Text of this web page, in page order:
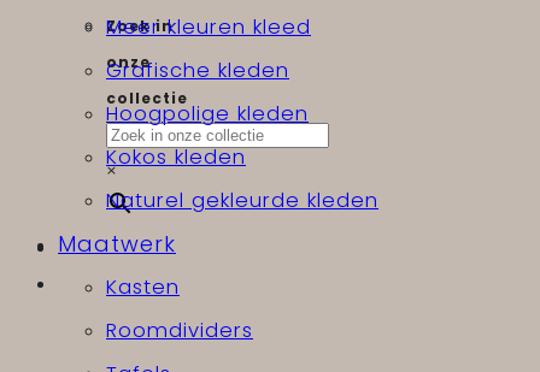
Zoek in
onze
collectie
×
Meer kleuren kleed
Grafische kleden
Hoogpolige kleden
Kokos kleden
Naturel gekleurde kleden
Maatwerk
Kasten
Roomdividers